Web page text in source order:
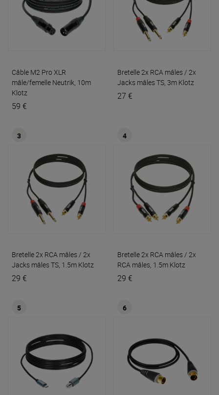
Câble M2 Pro XLR
mâle/femelle Neutrik, 10m
Klotz
59 €
Bretelle 2x RCA mâles / 2x
Jacks mâles TS, 3m Klotz
27 €
3
Bretelle 2x RCA mâles / 2x
Jacks mâles TS, 1.5m Klotz
29 €
4
Bretelle 2x RCA mâles / 2x
RCA mâles, 1.5m Klotz
29 €
5 6